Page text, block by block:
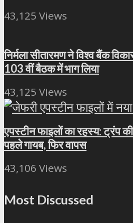
43,125 Views
निर्मला सीतारमण ने विश्व बैंक
103 वीं बैठक में भाग लिया
43,125 Views
एपस्टीन फाइलों का रहस्य: ट्रंप
पहले गायब, फिर वापस
43,106 Views
Most Discussed